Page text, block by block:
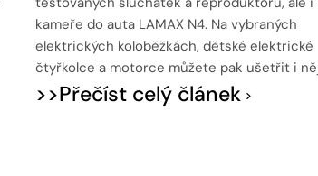
kameře do auta LAMAX N4. Na vybraných
elektrických koloběžkách, dětské elektrické
čtyřkolce a motorce můžete pak ušetřit i
>>Přečíst celý článek